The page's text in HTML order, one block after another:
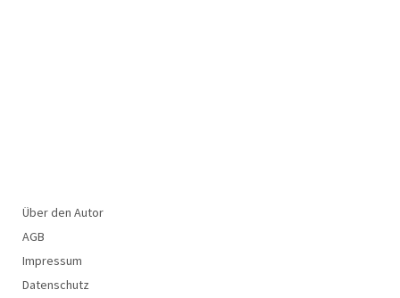
Über den Autor
AGB
Impressum
Datenschutz